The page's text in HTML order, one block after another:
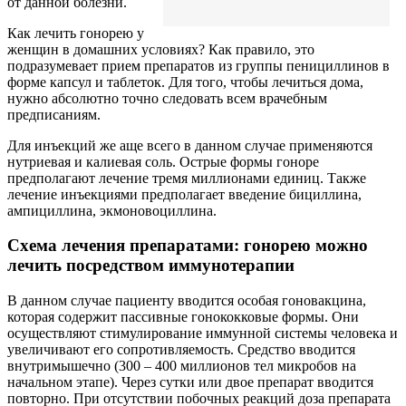
Как лечить гонорею у
женщин в домашних условиях? Как правило, это
подразумевает прием препаратов из группы пенициллинов в
форме капсул и таблеток. Для того, чтобы лечиться дома,
нужно абсолютно точно следовать всем врачебным
предписаниям.
Для инъекций же аще всего в данном случае применяются
нутриевая и калиевая соль. Острые формы гоноре
предполагают лечение тремя миллионами единиц. Также
лечение инъекциями предполагает введение бициллина,
ампициллина, экмоновоциллина.
Схема лечения препаратами: гонорею можно
лечить посредством иммунотерапии
В данном случае пациенту вводится особая гоновакцина,
которая содержит пассивные гонококковые формы. Они
осуществляют стимулирование иммунной системы человека и
увеличивают его сопротивляемость. Средство вводится
внутримышечно (300 – 400 миллионов тел микробов на
начальном этапе). Через сутки или двое препарат вводится
повторно. При отсутствии побочных реакций доза препарата